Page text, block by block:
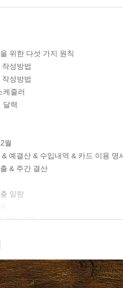
위한 다섯 가지 원칙
성방법
성방법
케줄러
달력
월
예결산 & 수입내역 & 카드 이용 명
& 주간 결산
일람
적립 내역
트 / 받은 선물 리스트
의 / 통신비 내역